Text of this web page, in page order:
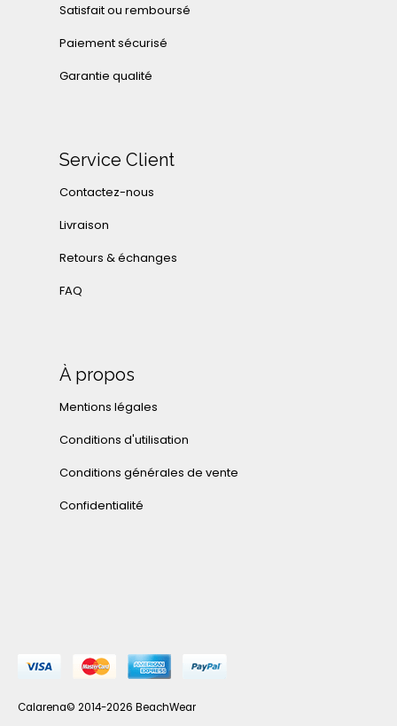
Satisfait ou remboursé
Paiement sécurisé
Garantie qualité
Service Client
Contactez-nous
Livraison
Retours & échanges
FAQ
À propos
Mentions légales
Conditions d'utilisation
Conditions générales de vente
Confidentialité
Calarena© 2014-2026 BeachWear